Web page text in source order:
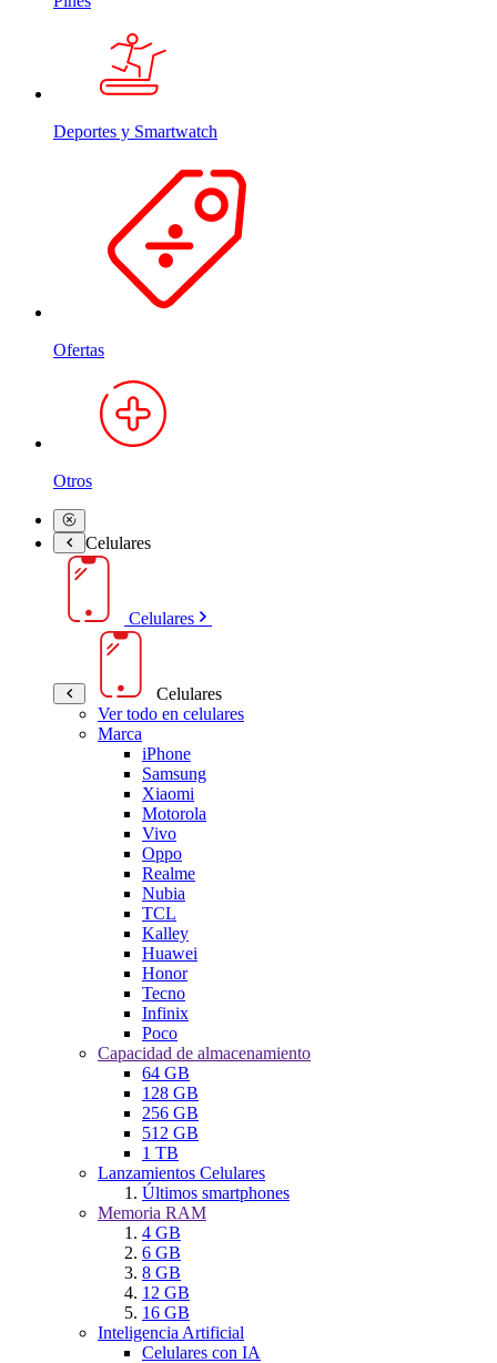
Deportes y Smartwatch
Ofertas
Otros
Celulares
Celulares
Celulares
Ver todo en celulares
Marca
iPhone
Samsung
Xiaomi
Motorola
Vivo
Oppo
Realme
Nubia
TCL
Kalley
Huawei
Honor
Tecno
Infinix
Poco
Capacidad de almacenamiento
64 GB
128 GB
256 GB
512 GB
1 TB
Lanzamientos Celulares
Últimos smartphones
Memoria RAM
4 GB
6 GB
8 GB
12 GB
16 GB
Inteligencia Artificial
Celulares con IA